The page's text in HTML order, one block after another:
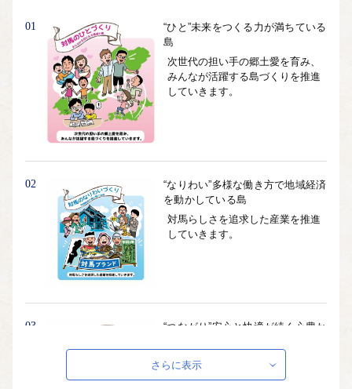
01
“ひと”未来をつくる力が満ちている
島
次世代の担い手の郷土愛を育み、
みんなが活躍する島づくりを推進
していきます。
02
“なりわい”多様な働き方で地域経済
を動かしている島
対馬らしさを追求した産業を推進
していきます。
03
“つながり”安心と快適が続く心豊か
健康に暮らせる島、協働による島
さらに表示